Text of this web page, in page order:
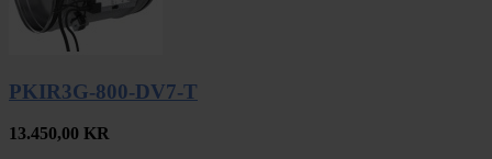
PKIR3G-800-DV7-T
13.450,00 KR